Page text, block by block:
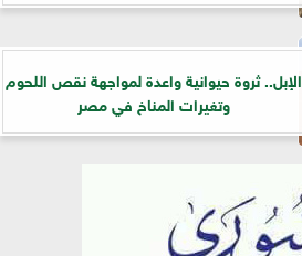
الإبل.. ثروة حيوانية واعدة لمواجهة نقص اللحوم
وتغيرات المناخ في مصر